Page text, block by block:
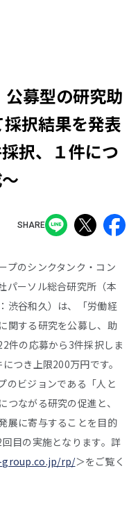
募型の研究助
択結果を発表
択、１件につ
SHARE
プのシンクタンク・コン
パーソル総合研究所（本
渋谷和久）は、「労働経
関する研究を公募し、助
件の応募から3件採択しま
つき上限200万円です。
のビジョンである「人と
ながる研究の促進と、
展に寄与することを目的
目の実施となります。詳
rp/＞をご覧く